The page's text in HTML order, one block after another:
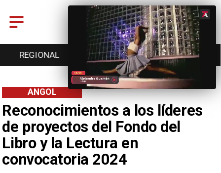
REGIONAL ENTRETENCIÓN DEPORTES
Reconocimientos a los líderes
de proyectos del Fondo del
Libro y la Lectura en
convocatoria 2024
ANGOL